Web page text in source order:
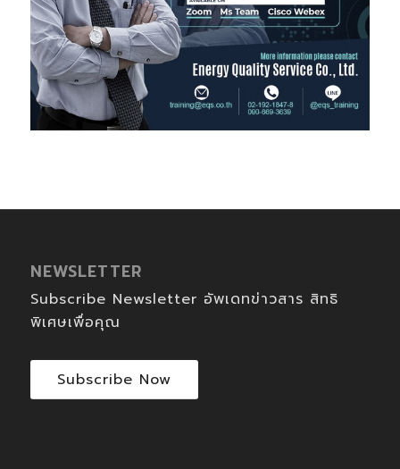
NEWSLETTER
Subscribe Newsletter อัพเดทข่าวสาร สิทธิ
พิเศษเพื่อคุณ
Subscribe Now